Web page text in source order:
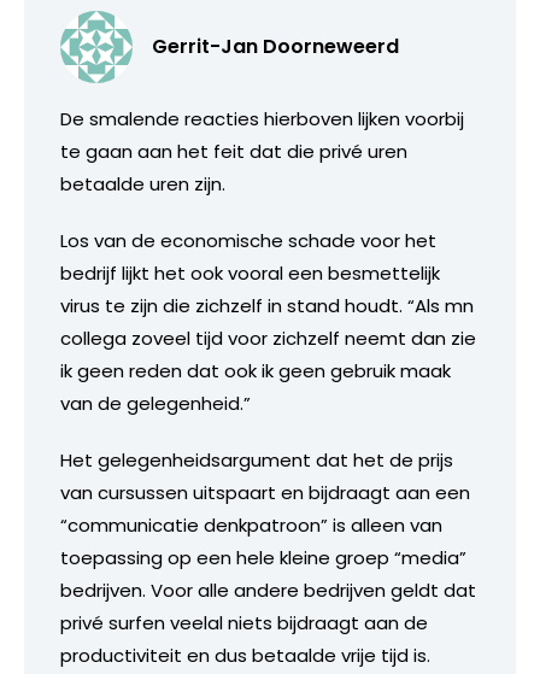
Gerrit-Jan Doorneweerd
De smalende reacties hierboven lijken voorbij
te gaan aan het feit dat die privé uren
betaalde uren zijn.
Los van de economische schade voor het
bedrijf lijkt het ook vooral een besmettelijk
virus te zijn die zichzelf in stand houdt. “Als mn
collega zoveel tijd voor zichzelf neemt dan zie
ik geen reden dat ook ik geen gebruik maak
van de gelegenheid.”
Het gelegenheidsargument dat het de prijs
van cursussen uitspaart en bijdraagt aan een
“communicatie denkpatroon” is alleen van
toepassing op een hele kleine groep “media”
bedrijven. Voor alle andere bedrijven geldt dat
privé surfen veelal niets bijdraagt aan de
productiviteit en dus betaalde vrije tijd is.